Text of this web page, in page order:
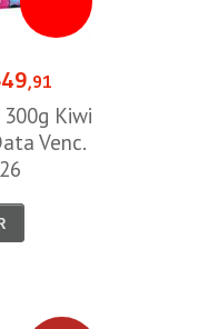
,91
300g Kiwi
Venc.